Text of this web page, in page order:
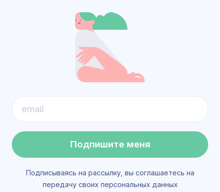
Подпишите меня
Подписываясь на рассылку, вы соглашаетесь на
передачу своих персональных данных